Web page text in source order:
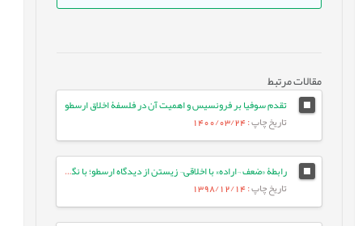
مقالات مرتبط
تقدم سوفیا بر فرونسیس و اهمیت آن در فلسفۀ اخلاق ارسطو
تاریخ چاپ: 1400/03/24
رابطۀ «ضعف ¬اراده» با اخلاقی¬ زیستن از ديدگاه ارسطو؛ با نگاهی به نظر سقراط دربارۀ ضعف ¬اراده و نقد ارسطو بر آن
تاریخ چاپ: 1398/12/14